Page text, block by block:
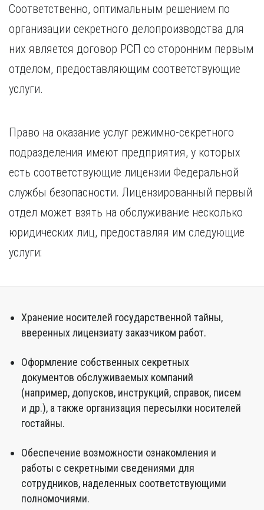
Махачкала
Набережные Челны
Нижний Новгород
Нижний Тагил
Чита
Я
Ярославль
Соответственно, оптимальным решением по
организации секретного делопроизводства для
них является договор РСП со сторонним первым
отделом, предоставляющим соответствующие
услуги.
Право на оказание услуг режимно-секретного
подразделения имеют предприятия, у которых
есть соответствующие лицензии Федеральной
службы безопасности. Лицензированный первый
отдел может взять на обслуживание несколько
юридических лиц, предоставляя им следующие
услуги:
Хранение носителей государственной тайны,
вверенных лицензиату заказчиком работ.
Оформление собственных секретных
документов обслуживаемых компаний
(например, допусков, инструкций, справок, писем
и др.), а также организация пересылки носителей
гостайны.
Обеспечение возможности ознакомления и
работы с секретными сведениями для
сотрудников, наделенных соответствующими
полномочиями.